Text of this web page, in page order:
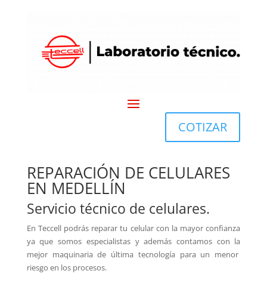
COTIZAR
REPARACIÓN DE CELULARES
EN MEDELLÍN
Servicio técnico de celulares.
En Teccell podrás reparar tu celular con la mayor confianza
ya quesomos especialistas y además contamos con la
mejor maquinaria de última tecnología para un menor
riesgo en los procesos.